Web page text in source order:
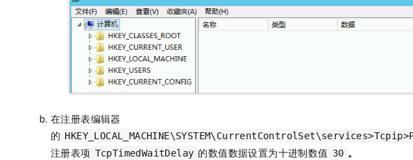
在注册表编辑器
的
注册表项 TcpTimedWaitDelay 的数值数据设置为十进制数值 30 。